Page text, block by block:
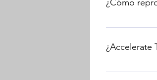
trata igual
¿Cómo
Envíe un
¿Accelerate
Sí, ofrecemos